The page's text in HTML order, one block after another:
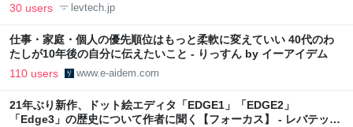
30 users levtech.jp
仕事・家庭・個人の優先順位はもっと柔軟に変えていい 40代のわ
たしが10年後の自分に伝えたいこと - りっすん by イーアイデム
110 users www.e-aidem.com
21年ぶり新作、ドット絵エディタ「EDGE1」「EDGE2」
「Edge3」の歴史について作者に聞く【フォーカス】 - レバテック